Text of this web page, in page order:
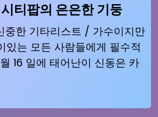
티팝의 은은한 기둥
중한 기타리스트 / 가수이지만
는 모든 사람들에게 필수적
16 일에 태어난이 신동은 카